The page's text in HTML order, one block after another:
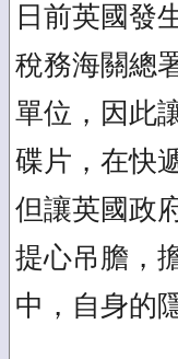
日前英國發
稅務海關總
單位，因此
碟片，在快
但讓英國政
提心吊膽，
中，自身的